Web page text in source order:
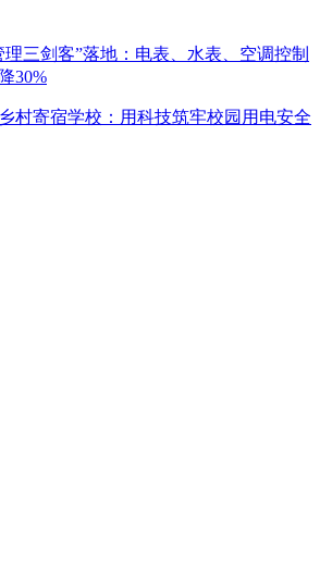
理三剑客”落地：电表、水表、空调控制
30%
村寄宿学校：用科技筑牢校园用电安全